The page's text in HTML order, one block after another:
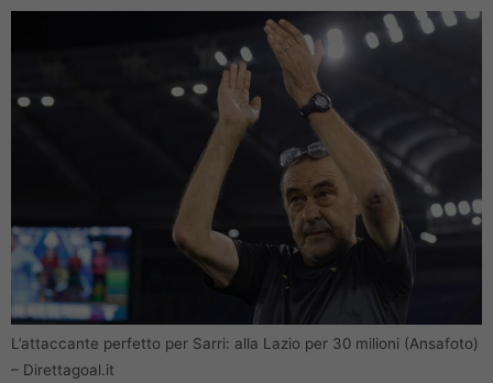
L’attaccante perfetto per Sarri: alla Lazio per 30 milioni (Ansafoto)
– Direttagoal.it